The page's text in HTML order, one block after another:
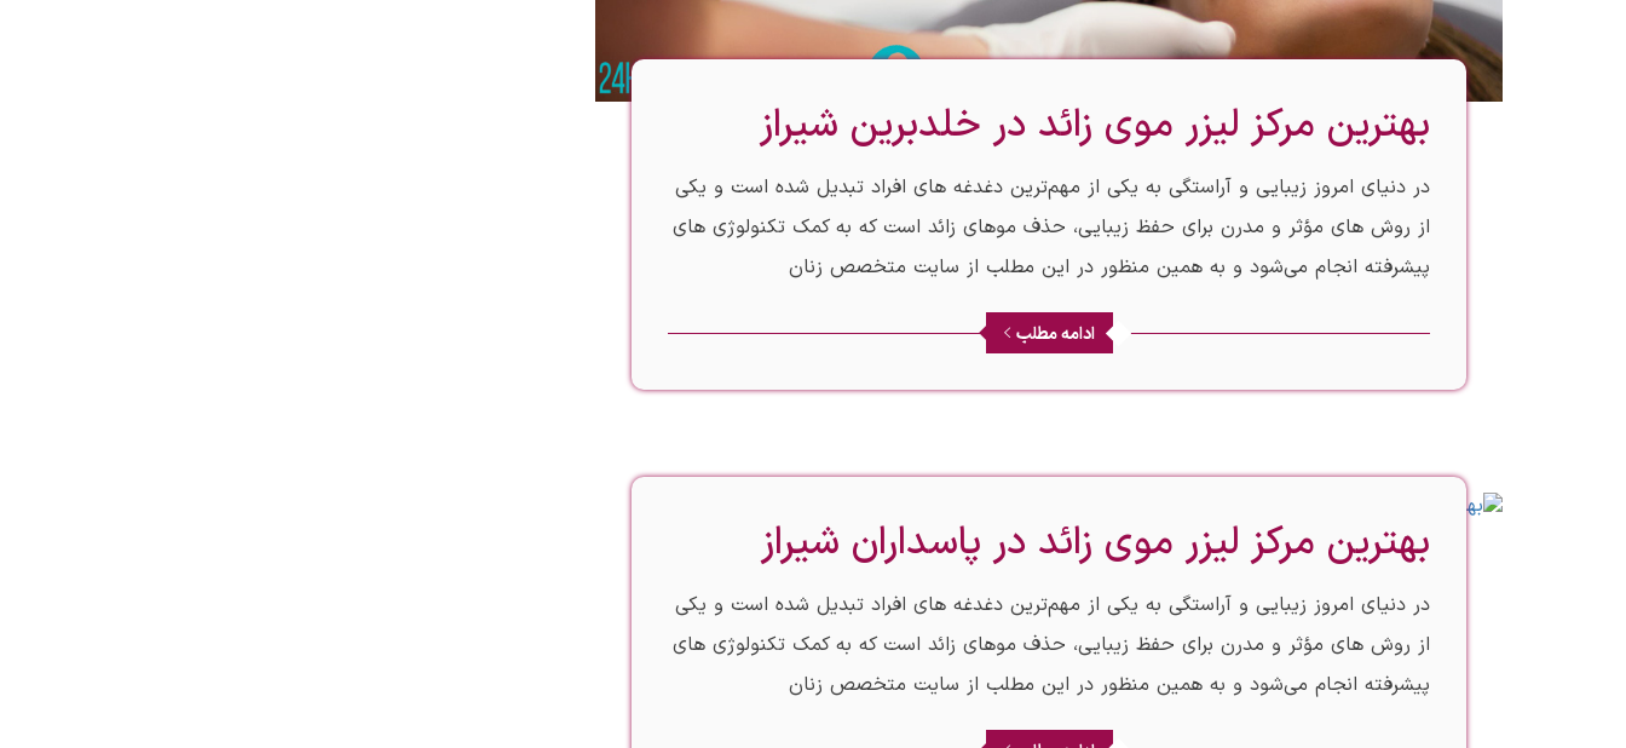
بهترین مرکز لیزر موی زائد در خلدبرین شیراز
در دنیای امروز زیبایی و آراستگی به یکی از مهم‌ترین دغدغه‌ های افراد تبدیل شده است و یکی
از روش‌ های مؤثر و مدرن برای حفظ زیبایی، حذف موهای زائد است که به کمک تکنولوژی‌ های
پیشرفته انجام می‌شود و به همین منظور در این مطلب از سایت متخصص زنان
ادامه مطلب
بهترین مرکز لیزر موی زائد در پاسداران شیراز
در دنیای امروز زیبایی و آراستگی به یکی از مهم‌ترین دغدغه‌ های افراد تبدیل شده است و یکی
از روش‌ های مؤثر و مدرن برای حفظ زیبایی، حذف موهای زائد است که به کمک تکنولوژی‌ های
پیشرفته انجام می‌شود و به همین منظور در این مطلب از سایت متخصص زنان